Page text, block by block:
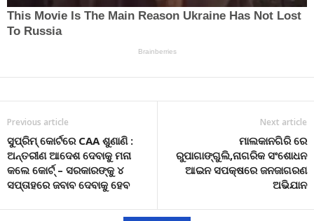
Previous article
ସୁପ୍ରିମ୍ କୋର୍ଟରେ CAA ଶୁଣାଣି :
ଅନ୍ତରୀଣ ଆଦେଶ ଦେବାକୁ ମନା
କଲେ କୋର୍ଟ୍ – ସରକାରଙ୍କୁ ୪
ସପ୍ତାହରେ ଜବାବ ଦେବାକୁ ହେବ
Next article
ମାଲକାନଗିରି ରେ
ରୁପାଗାଙ୍ଗୁଲି,ନାଗରିକ ସଂଶୋଧନ
ଆଇନ ସପକ୍ଷରେ ଜନଜାଗରଣ
ଅଭିଯାନ